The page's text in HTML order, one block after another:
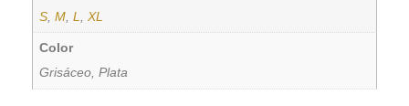
S, M, L XL
Color
Grisáceo, Plata